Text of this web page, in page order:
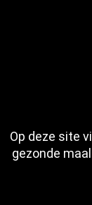
Op deze site
gezonde